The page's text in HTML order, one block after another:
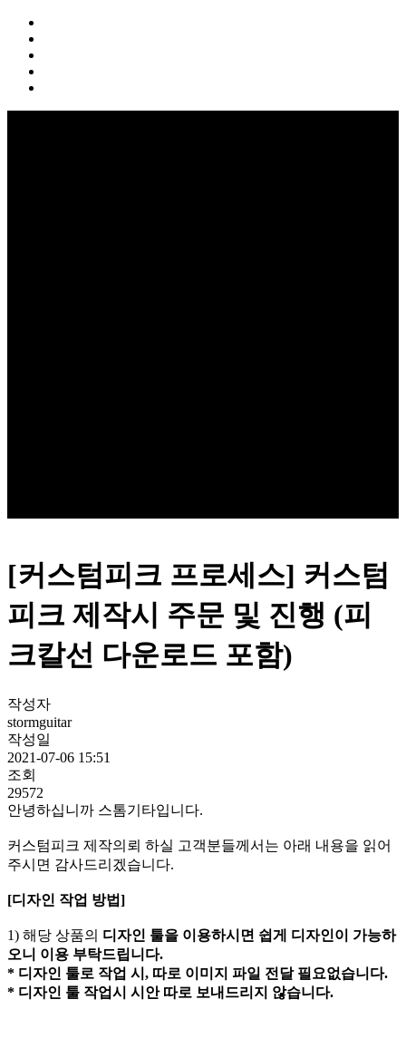
[커스텀피크 프로세스] 커스텀
피크 제작시 주문 및 진행 (피
크칼선 다운로드 포함)
작성자
stormguitar
작성일
2021-07-06 15:51
조회
29572
안녕하십니까 스톰기타입니다.
커스텀피크 제작의뢰 하실 고객분들께서는 아래 내용을 읽어
주시면 감사드리겠습니다.
[디자인 작업 방법]
1) 해당 상품의 디자인 툴을 이용하시면 쉽게 디자인이 가능하
오니 이용 부탁드립니다.
* 디자인 툴로 작업 시, 따로 이미지 파일 전달 필요없습니다.
* 디자인 툴 작업시 시안 따로 보내드리지 않습니다.